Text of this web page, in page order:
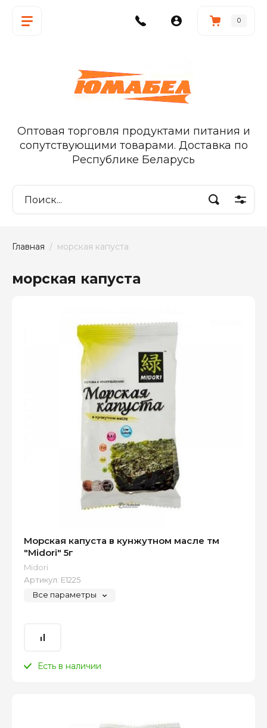
0
Оптовая торговля продуктами питания и
сопутствующими товарами. Доставка по
Республике Беларусь
Главная /  морская капуста
морская капуста
Морская капуста в кунжутном масле тм
"Midori" 5г
Midori
Артикул: Е1225
Все параметры
Есть в наличии